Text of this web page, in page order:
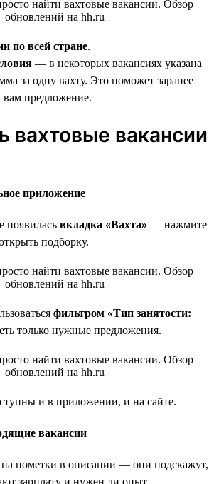
по всей стране.
— в некоторых вакансиях указана
за одну вахту. Это поможет заранее
вам предложение.
вахтовые вакансии
приложение
появилась вкладка «Вахта» — нажмите
подборку.
фильтром «Тип занятости:
только нужные предложения.
и в приложении, и на сайте.
вакансии
пометки в описании — они подскажут,
зарплату и нужен ли опыт.